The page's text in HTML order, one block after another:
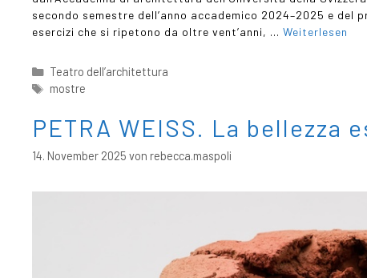
secondo semestre dell’anno accademico 2024–2025 e
esercizi che si ripetono da oltre vent’anni, … Weiterlesen
Teatro dell’architettura
mostre
PETRA WEISS. La bellezza
14. November 2025 von rebecca.maspoli